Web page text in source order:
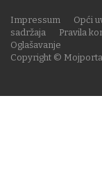
Copyright ©
Impressum Opći
sadržaja
Pravila
Oglašavanje